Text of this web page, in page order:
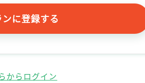
に登録する
からログイン